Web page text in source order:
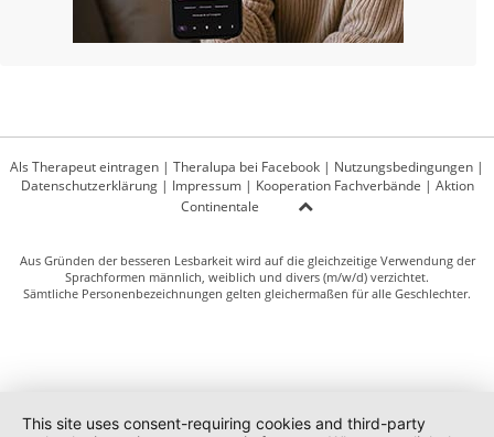
Als Therapeut eintragen | Theralupa bei Facebook | Nutzungsbedingungen |
Datenschutzerklärung| Impressum| Kooperation Fachverbände | Aktion
Continentale
Aus Gründen der besseren Lesbarkeit wird auf die gleichzeitige Verwendung der
Sprachformen männlich, weiblich und divers (m/w/d) verzichtet.
Sämtliche Personenbezeichnungen gelten gleichermaßen für alle Geschlechter.
This site uses consent-requiring cookies and third-party